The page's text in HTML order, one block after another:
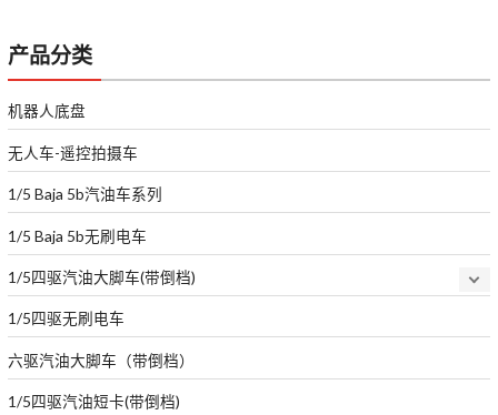
产品分类
机器人底盘
无人车-遥控拍摄车
1/5 Baja 5b汽油车系列
1/5 Baja 5b无刷电车
1/5四驱汽油大脚车(带倒档)
1/5四驱无刷电车
六驱汽油大脚车（带倒档）
1/5四驱汽油短卡(带倒档)